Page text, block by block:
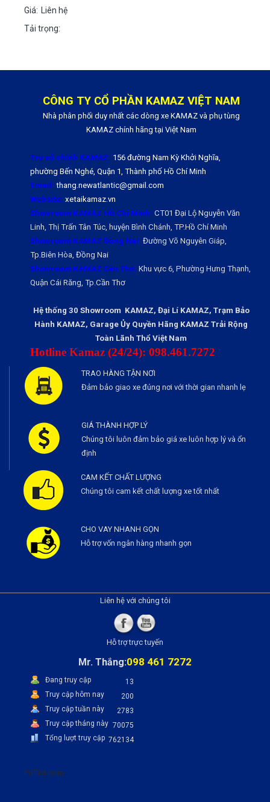
Giá:
Liên hệ
Tải trọng:
CÔNG TY CỔ PHẦN KAMAZ VIỆT NAM
Nhà phân phối duy nhất các dòng xe KAMAZ và phụ tùng
KAMAZ chính hãng tại Việt Nam
Trụ sở chính KAMAZ: 156 đường Nam Kỳ Khởi Nghĩa,
phường Bến Nghé, Quận 1, Thành phố Hồ Chí Minh
Email: thang.newatlantic@gmail.com
Website: xetaikamaz.vn
Showroom KAMAZ Hồ Chí Minh: CT01 Đại Lộ Nguyễn Văn
Linh, Thị Trấn Tân Túc, huyện Bình Chánh, TP.Hồ Chí Minh
Showroom KAMAZ Đồng Nai: Đường Võ Nguyên Giáp,
Tp.Biên Hòa, Đồng Nai
Showroom KAMAZ Cần Thơ: Khu vực 6, Phường Hưng Thạnh,
Quận Cái Răng, Tp.Cần Thơ
Hệ thống 30 Showroom KAMAZ, Đại Lí KAMAZ, Trạm Bảo
Hành KAMAZ, Garage Ủy Quyền Hãng KAMAZ Trải Rộng
Toàn Lãnh Thổ Việt Nam
Hotline Kamaz (24/24): 098.461.7272
TRAO HÀNG TẬN NƠI
Đảm bảo giao xe đúng nơi với thời gian nhanh lẹ
GIÁ THÀNH HỢP LÝ
Chúng tôi luôn đảm bảo giá xe luôn hợp lý và ổn
định
CAM KẾT CHẤT LƯỢNG
Chúng tôi cam kết chất lượng xe tốt nhất
CHO VAY NHANH GỌN
Hỗ trợ vốn ngân hàng nhanh gọn
Liên hệ với chúng tôi
Hỗ trợ trực tuyến
Mr. Thắng:098 461 7272
Đang truy cập
13
Truy cập hôm nay
200
Truy cập tuần này
2783
Truy cập tháng này 70075
Tổng lượt truy cập 762134
Pdflist.com